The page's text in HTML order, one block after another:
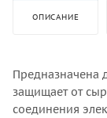
ОПИСАНИЕ
Предназначена
защищает от
соединения